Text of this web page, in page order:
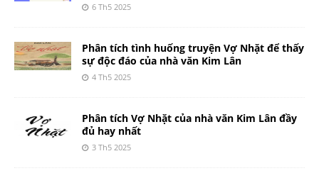
6 Th5 2025
Phân tích tình huống truyện Vợ Nhặt để thấy
sự độc đáo của nhà văn Kim Lân
4 Th5 2025
Phân tích Vợ Nhặt của nhà văn Kim Lân đầy
đủ hay nhất
3 Th5 2025